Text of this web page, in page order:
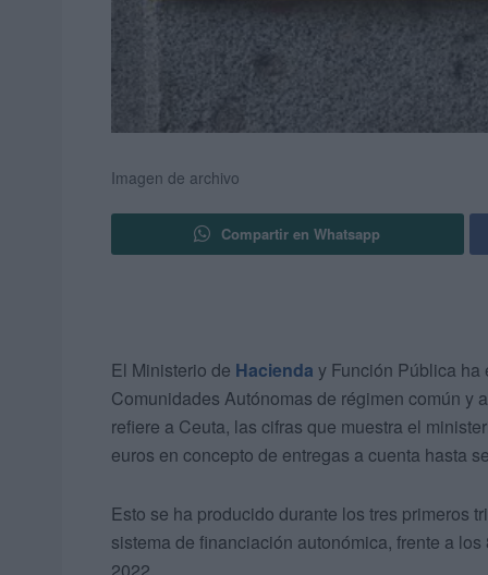
Imagen de archivo
Compartir en Whatsapp
El Ministerio de Hacienda y Función Pública ha
Comunidades Autónomas de régimen común y
refiere a Ceuta, las cifras que muestra el
euros en concepto de entregas a cuenta hasta
Esto se ha producido durante los tres primeros
sistema de financiación autonómica, frente a